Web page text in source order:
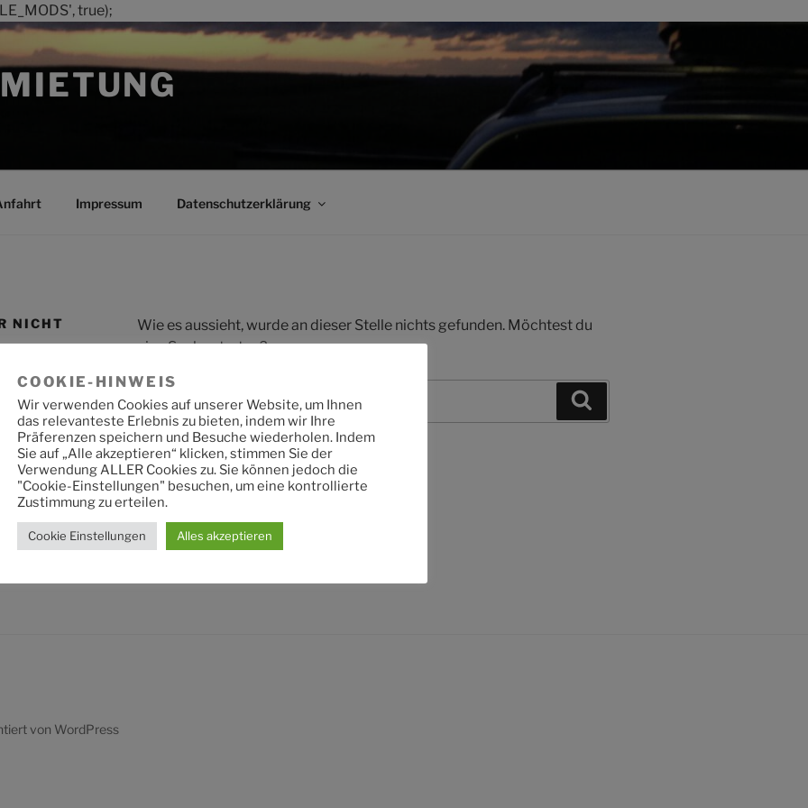
true);
Impressum Datenschutzerklärung
NICHT
Wie es aussieht, wurde an dieser Stelle nichts gefunden. Möchtest du
eine Suche starten?
Suche
nach:
von WordPress
COOKIE-HINWEIS
Wir verwenden Cookies auf unserer Website, um Ihnen
das relevanteste Erlebnis zu bieten, indem wir Ihre
Präferenzen speichern und Besuche wiederholen. Indem
Sie auf „Alle akzeptieren“ klicken, stimmen Sie der
Verwendung ALLER Cookies zu. Sie können jedoch die
"Cookie-Einstellungen" besuchen, um eine kontrollierte
Zustimmung zu erteilen.
Cookie Einstellungen Alles akzeptieren